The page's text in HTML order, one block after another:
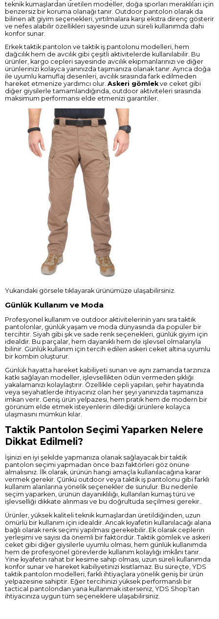
teknik kumaşlardan üretilen modeller, doğa sporları meraklıları için
benzersiz bir koruma olanağı tanır. Outdoor pantolon olarak da
bilinen alt giyim seçenekleri, yırtılmalara karşı ekstra direnç gösterir
ve nefes alabilir özellikleri sayesinde uzun süreli kullanımda dahi
konfor sunar.
Erkek taktik pantolon ve taktik iş pantolonu modelleri, hem
dağcılık hem de avcılık gibi çeşitli aktivitelerde kullanılabilir. Bu
ürünler, kargo cepleri sayesinde avcılık ekipmanlarınızı ve diğer
ürünlerinizi kolayca yanınızda taşımanıza olanak tanır. Ayrıca doğa
ile uyumlu kamuflaj desenleri, avcılık sırasında fark edilmeden
hareket etmenize yardımcı olur. Askeri gömlekve ceket gibi
diğer giysilerle tamamlandığında, outdoor aktiviteleri sırasında
maksimum performansı elde etmenizi garantiler.
Yukarıdaki görsele tıklayarak ürünümüze ulaşabilirsiniz.
Günlük Kullanım ve Moda
Profesyonel kullanım ve outdoor aktivitelerinin yanı sıra taktik
pantolonlar, günlük yaşam ve moda dünyasında da popüler bir
tercihtir. Siyah gibi şık ve sade renk seçenekleri, günlük giyim için
idealdir. Bu parçalar, hem dayanıklı hem de işlevsel olmalarıyla
bilinir. Günlük kullanım için tercih edilen askeri ceket altına uyumlu
bir kombin oluşturur.
Günlük hayatta hareket kabiliyeti sunan ve aynı zamanda tarzınıza
katkı sağlayan modeller, işlevsellikten ödün vermeden şıklığı
yakalamanızı kolaylaştırır. Özellikle cepli yapıları, şehir hayatında
veya seyahatlerde ihtiyacınız olan her şeyi yanınızda taşımanıza
imkan verir. Geniş ürün yelpazesi, hem pratik hem de modern bir
görünüm elde etmek isteyenlerin dilediği ürünlere kolayca
ulaşmasını mümkün kılar.
Taktik Pantolon Seçimi Yaparken Nelere
Dikkat Edilmeli?
İşinizi en iyi şekilde yapmanıza olanak sağlayacak bir taktik
pantolon seçimi yapmadan önce bazı faktörleri göz önüne
almalısınız. İlk olarak, ürünün hangi amaçla kullanılacağına karar
vermek gerekir. Çünkü outdoor veya taktik iş pantolonu gibi farklı
kullanım alanlarına yönelik seçenekler de sunulur. Bu nedenle
seçim yaparken, ürünün dayanıklılığı, kullanılan kumaş türü ve
işlevselliği dikkate alınması ve bu doğrultuda seçilmesi gerekir.
Ürünler, yüksek kaliteli teknik kumaşlardan üretildiğinden, uzun
ömürlü bir kullanım için idealdir. Ancak kıyafetin kullanılacağı alana
bağlı olarak renk seçimi yapılması gerekebilir. Ek olarak ceplerin
yerleşimi ve sayısı da önemli bir faktördür. Taktik gömlek ve askeri
ceket gibi diğer giysilerle uyumlu olması, hem günlük kullanımda
hem de profesyonel görevlerde kullanım kolaylığı imkânı tanır.
Yine kıyafetin rahat bir kesime sahip olması, uzun süreli kullanımda
konfor sunar ve hareket kabiliyetinizi kısıtlamaz. Bu süreçte, YDS
taktik pantolon modelleri, farklı ihtiyaçlara yönelik geniş bir ürün
yelpazesine sahiptir. Eğer tercihinizi yüksek performanslı bir
tactical pantolondan yana kullanmak isterseniz, YDS Shop’tan
ihtiyacınıza uygun tüm seçeneklere ulaşabilirsiniz.